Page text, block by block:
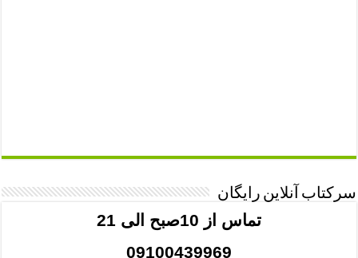
سرکتاب آنلاین رایگان
تماس از 10صبح الی 21
09100439969